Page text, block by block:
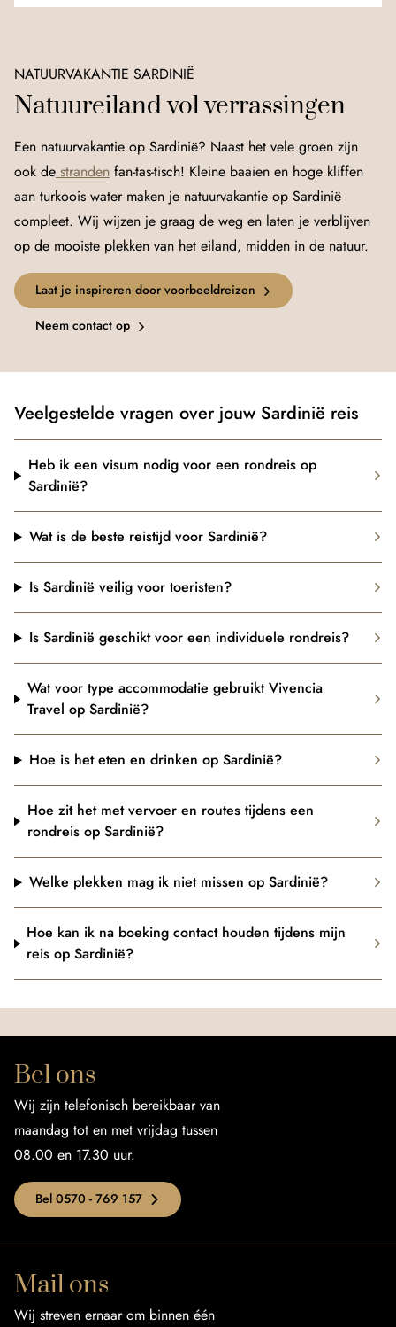
NATUURVAKANTIE SARDINIË
Natuureiland vol verrassingen
Een natuurvakantie op Sardinië? Naast het vele groen zijn
ook de stranden fan-tas-tisch! Kleine baaien en hoge kliffen
aan turkoois water maken je natuurvakantie op Sardinië
compleet. Wij wijzen je graag de weg en laten je verblijven
op de mooiste plekken van het eiland, midden in de natuur.
Laat je inspireren door voorbeeldreizen
Neem contact op
Veelgestelde vragen over jouw Sardinië reis
Heb ik een visum nodig voor een rondreis op
Sardinië?
Wat is de beste reistijd voor Sardinië?
Is Sardinië veilig voor toeristen?
Is Sardinië geschikt voor een individuele rondreis?
Wat voor type accommodatie gebruikt Vivencia
Travel op Sardinië?
Hoe is het eten en drinken op Sardinië?
Hoe zit het met vervoer en routes tijdens een
rondreis op Sardinië?
Welke plekken mag ik niet missen op Sardinië?
Hoe kan ik na boeking contact houden tijdens mijn
reis op Sardinië?
Bel ons
Wij zijn telefonisch bereikbaar van
maandag tot en met vrijdag tussen
08.00 en 17.30 uur.
Bel 0570 - 769 157
Mail ons
Wij streven ernaar om binnen één